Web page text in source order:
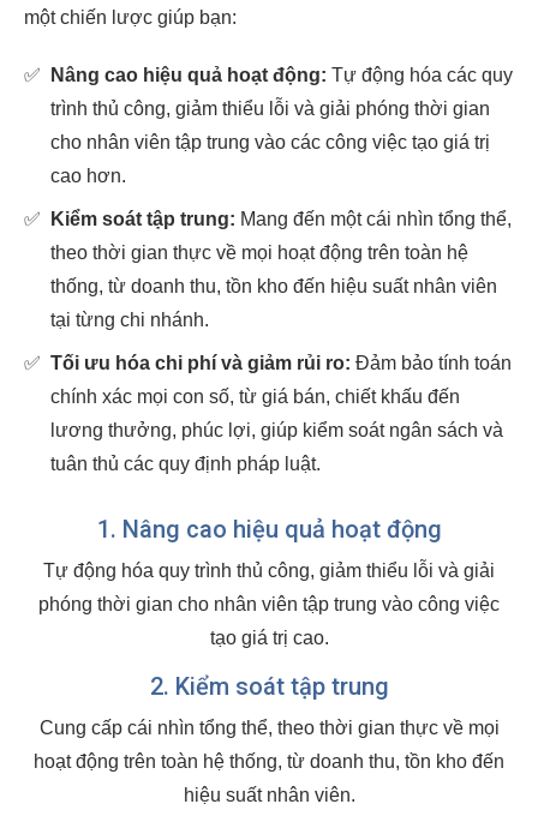
một chiến lược giúp bạn:
✅ Nâng cao hiệu quả hoạt động: Tự động hóa các quy
trình thủ công, giảm thiểu lỗi và giải phóng thời gian
cho nhân viên tập trung vào các công việc tạo giá trị
cao hơn.
✅ Kiểm soát tập trung: Mang đến một cái nhìn tổng thể,
theo thời gian thực về mọi hoạt động trên toàn hệ
thống, từ doanh thu, tồn kho đến hiệu suất nhân viên
tại từng chi nhánh.
✅ Tối ưu hóa chi phí và giảm rủi ro: Đảm bảo tính toán
chính xác mọi con số, từ giá bán, chiết khấu đến
lương thưởng, phúc lợi, giúp kiểm soát ngân sách và
tuân thủ các quy định pháp luật.
1. Nâng cao hiệu quả hoạt động
Tự động hóa quy trình thủ công, giảm thiểu lỗi và giải
phóng thời gian cho nhân viên tập trung vào công việc
tạo giá trị cao.
2. Kiểm soát tập trung
Cung cấp cái nhìn tổng thể, theo thời gian thực về mọi
hoạt động trên toàn hệ thống, từ doanh thu, tồn kho đến
hiệu suất nhân viên.